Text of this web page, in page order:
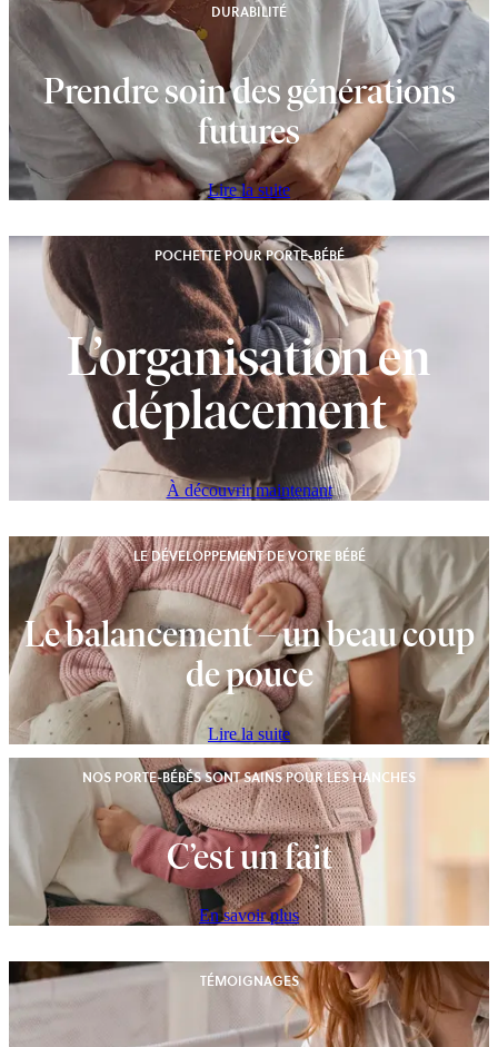
DURABILITÉ
Prendre soin des générations
futures
Lire la suite
POCHETTE POUR PORTE-BÉBÉ
L’organisation en
déplacement
À découvrir maintenant
LE DÉVELOPPEMENT DE VOTRE BÉBÉ
Le balancement – un beau coup
de pouce
Lire la suite
NOS PORTE-BÉBÉS SONT SAINS POUR LES HANCHES
C’est un fait
En savoir plus
TÉMOIGNAGES